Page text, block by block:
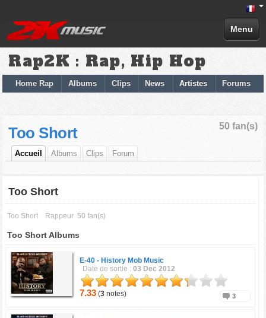
Menu
Rap2K : Rap, Hip Hop
Home Rap Albums Clips News Artistes Forums
50 fan(s)
Too Short
Accueil Albums Clips Forum
Too Short
Too Short Rappeur 50 fan(s)
Too Short Albums
E-40 - History Mob Music
Date de sortie :03 Dec 2012
7.33 (3 notes) 3